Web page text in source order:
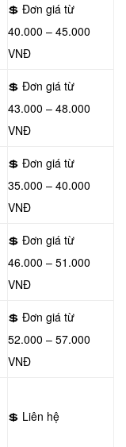
💲 Đơn giá từ
40.000 – 45.000
VNĐ
💲 Đơn giá từ
43.000 – 48.000
VNĐ
💲 Đơn giá từ
35.000 – 40.000
VNĐ
💲 Đơn giá từ
46.000 – 51.000
VNĐ
💲 Đơn giá từ
52.000 – 57.000
VNĐ
💲 Liên hệ